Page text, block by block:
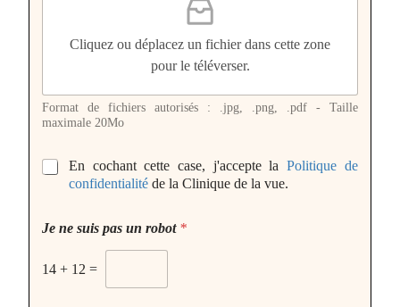
Cliquez ou déplacez un fichier dans cette zone
pour le téléverser.
Format de fichiers autorisés : .jpg, .png, .pdf - Taille
maximale 20Mo
* En cochant cette case, j'accepte la Politique de
confidentialité de la Clinique de la vue.
n
i
Je ne suis pas un robot *
14 + 12 =